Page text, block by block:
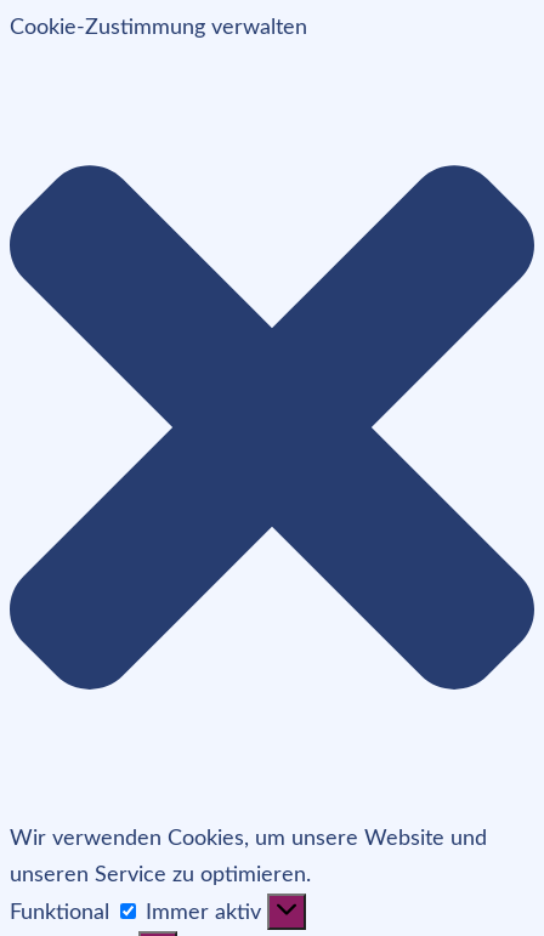
Cookie-Zustimmung verwalten
Wir verwenden Cookies, um unsere Website und
unseren Service zu optimieren.
Funktional
Funktional
Immer aktiv